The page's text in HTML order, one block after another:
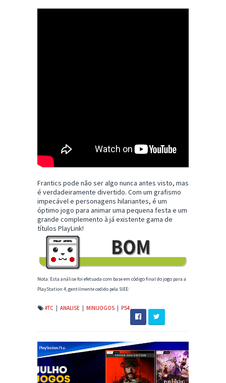
Frantics pode não ser algo nunca antes visto, mas
é verdadeiramente divertido. Com um grafismo
impecável e personagens hilariantes, é um
óptimo jogo para animar uma pequena festa e um
grande complemento à já existente gama de
títulos PlayLink!
Nota: Esta análise foi efetuada com base em código final do jogo para a
PlayStation 4, gentilmente cedido pela SIEE:
#TC ANALISE MINIJOGOS PS4